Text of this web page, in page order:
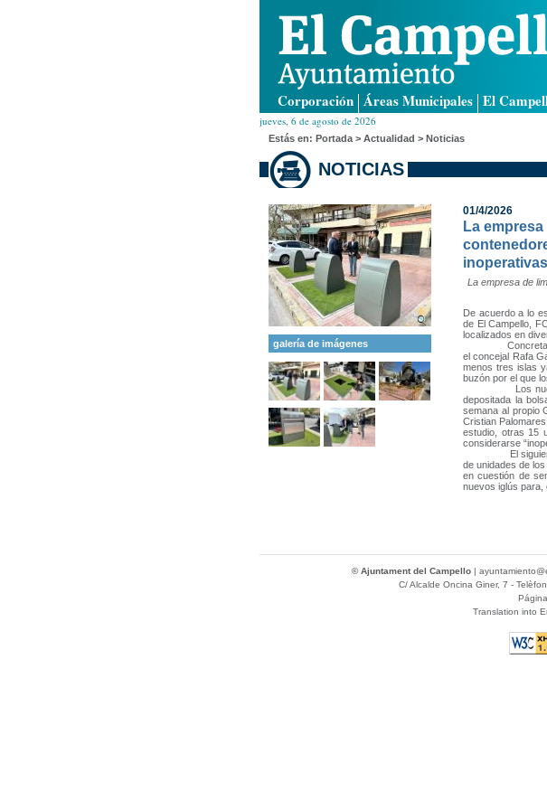
Corporación Áreas Municipales El
jueves, 6 de agosto de 2026
Estás en: Portada > Actualidad > Noticias
NOTICIAS
galería de imágenes
01/4/2026
La
inoperativas
La empresa de
De acuerdo a lo
de El Campello,
localizados en
el concejal Rafa
menos tres islas
buzón por el que
Los nuevos
depositada la
semana al propio
Cristian
estudio, otras 15
considerarse
El siguiente
de unidades de
en cuestión de
nuevos iglús para,
© Ajuntament del Campello |
C/ Alcalde Oncina Giner, 7 -
Translation into